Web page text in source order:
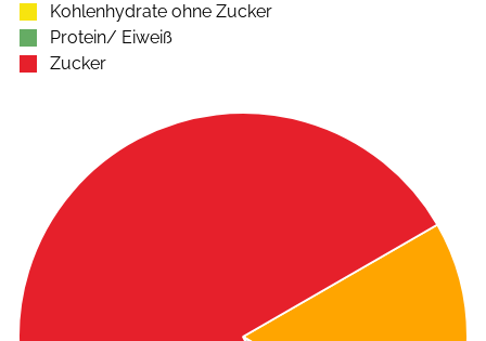
Kohlenhydrate ohne Zucker
Protein/ Eiweiß
Zucker